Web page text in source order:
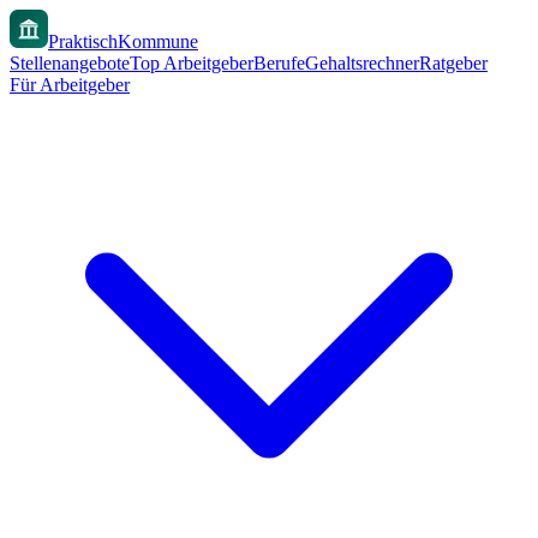
PraktischKommune
StellenangeboteTop ArbeitgeberBerufeGehaltsrechnerRatgeber
Für Arbeitgeber